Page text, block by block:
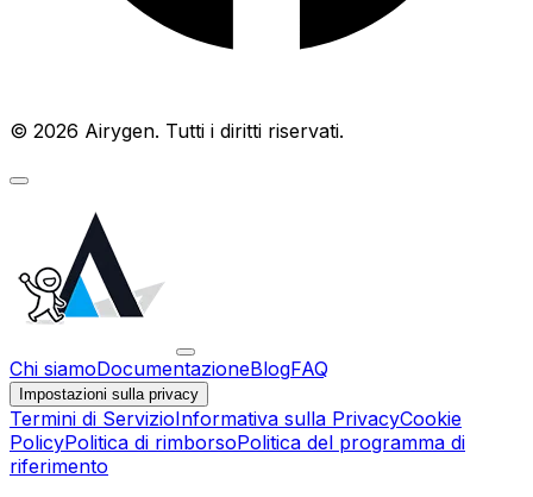
© 2026 Airygen. Tutti i diritti riservati.
Chi siamoDocumentazioneBlogFAQ
Impostazioni sulla privacy
Termini di ServizioInformativa sulla PrivacyCookie
PolicyPolitica di rimborsoPolitica del programma di
riferimento